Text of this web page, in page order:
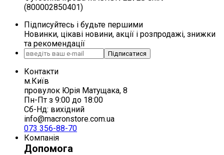
(800002850401)
Підписуйтесь і будьте першими
Новинки, цікаві новини, акції і розпродажі, знижки
та рекомендації
Підписатися
Контакти
м.Київ
провулок Юрія Матущака, 8
Пн-Пт з 9:00 до 18:00
Сб-Нд: вихідний
info@macronstore.com.ua
073 356-88-70
Компанія
Допомога